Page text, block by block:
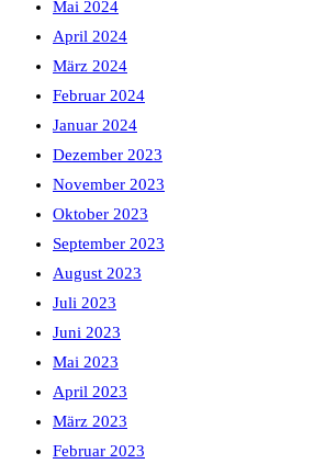
Mai 2024
April 2024
März 2024
Februar 2024
Januar 2024
Dezember 2023
November 2023
Oktober 2023
September 2023
August 2023
Juli 2023
Juni 2023
Mai 2023
April 2023
März 2023
Februar 2023